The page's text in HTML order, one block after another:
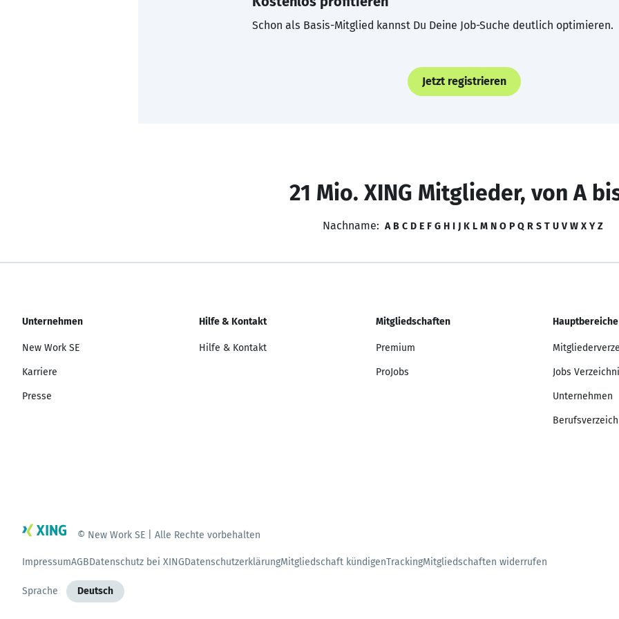
Schon als Basis-Mitglied kannst Du Deine Job-Suche deutlich optimieren.
Jetzt registrieren
21 Mio. XING Mitglieder, von A
Nachname: A B C D E F G H I J K L M N O P Q R S T U V W X Y Z
Unternehmen
New Work SE
Karriere
Presse
Hilfe & Kontakt
Hilfe & Kontakt
Mitgliedschaften
Premium
ProJobs
Hauptbereiche
Jobs
Unternehmen
© New Work SE | Alle Rechte vorbehalten
ImpressumAGBDatenschutz bei XINGDatenschutzerklärungMitgliedschaft kündigenTrackingMitgliedschaften widerrufen
Sprache Deutsch